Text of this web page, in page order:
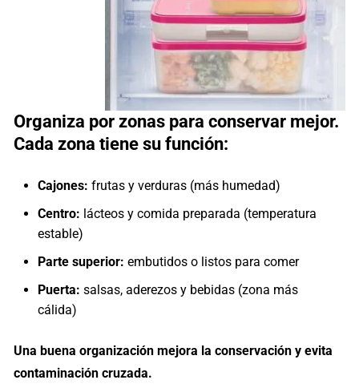
Organiza por zonas para conservar mejor.
Cada zona tiene su función: ​
Cajones: frutas y verduras (más humedad)
Centro: lácteos y comida preparada (temperatura
estable)
Parte superior: embutidos o listos para comer
Puerta: salsas, aderezos y bebidas (zona más
cálida)
Una buena organización mejora la conservación y evita
contaminación cruzada.